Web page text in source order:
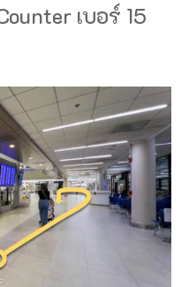
เบอร์ 15